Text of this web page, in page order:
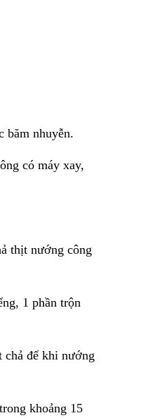
băm nhuyễn.
có máy xay,
thịt nướng công
1 phần trộn
chả để khi nướng
khoảng 15